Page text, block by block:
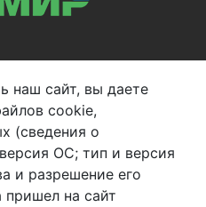
продажи
наш сайт, вы даете
cookie,
(сведения о
ОС; тип и версия
и разрешение его
пришел на сайт